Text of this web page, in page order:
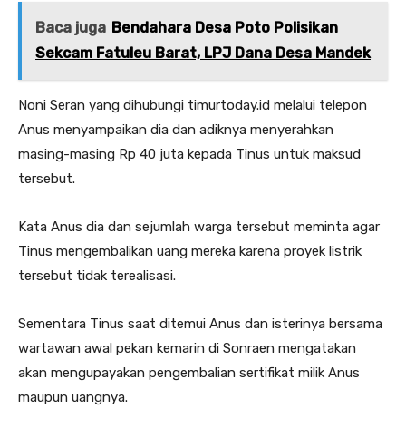
Baca juga Bendahara Desa Poto Polisikan
Sekcam Fatuleu Barat, LPJ Dana Desa Mandek
Noni Seran yang dihubungi timurtoday.id melalui telepon
Anus menyampaikan dia dan adiknya menyerahkan
masing-masing Rp 40 juta kepada Tinus untuk maksud
tersebut.
Kata Anus dia dan sejumlah warga tersebut meminta agar
Tinus mengembalikan uang mereka karena proyek listrik
tersebut tidak terealisasi.
Sementara Tinus saat ditemui Anus dan isterinya bersama
wartawan awal pekan kemarin di Sonraen mengatakan
akan mengupayakan pengembalian sertifikat milik Anus
maupun uangnya.